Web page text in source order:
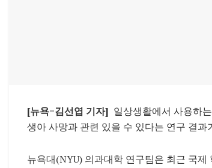
[뉴욕=김선엽 기자] 일상생활에서 사용하
생아 사망과 관련 있을 수 있다는 연구 결과
뉴욕대(NYU) 의과대학 연구팀은 최근 국